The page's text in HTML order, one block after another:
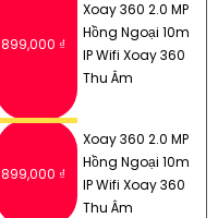
899,000 ₫
Xoay 360 2.0 MP
Hồng Ngoại 10m
IP Wifi Xoay 360
Thu Âm
899,000 ₫
Xoay 360 2.0 MP
Hồng Ngoại 10m
IP Wifi Xoay 360
Thu Âm